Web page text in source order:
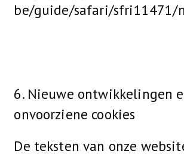
be/guide/safari/sfri11471/
6. Nieuwe ontwikkelingen
onvoorziene cookies
De teksten van onze